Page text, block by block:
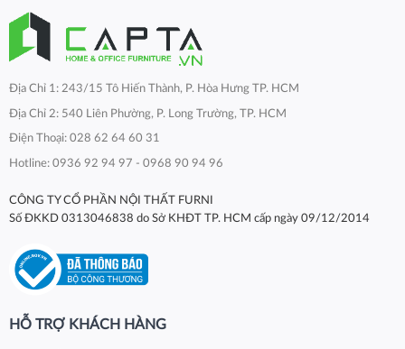
Địa Chỉ 1: 243/15 Tô Hiến Thành, P. Hòa Hưng TP. HCM
Địa Chỉ 2: 540 Liên Phường, P. Long Trường, TP. HCM
Điện Thoại: 028 62 64 60 31
Hotline: 0936 92 94 97 - 0968 90 94 96
CÔNG TY CỔ PHẦN NỘI THẤT FURNI
Số ĐKKD 0313046838 do Sở KHĐT TP. HCM cấp ngày 09/12/2014
HỖ TRỢ KHÁCH HÀNG